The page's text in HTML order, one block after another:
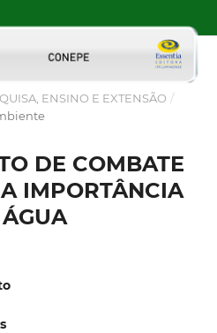
ENSINO E EXTENSÃO /
DE COMBATE
IMPORTÂNCIA